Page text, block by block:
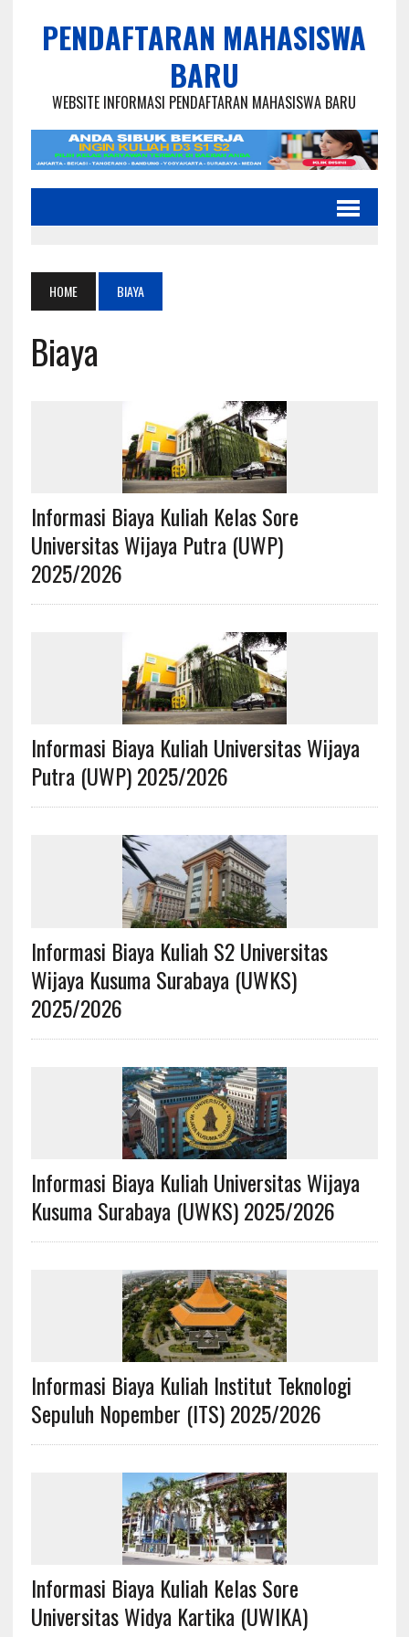
PENDAFTARAN MAHASISWA
BARU
WEBSITE INFORMASI PENDAFTARAN MAHASISWA BARU
HOME BIAYA
Biaya
Informasi Biaya Kuliah Kelas Sore
Universitas Wijaya Putra (UWP)
2025/2026
Informasi Biaya Kuliah Universitas Wijaya
Putra (UWP) 2025/2026
Informasi Biaya Kuliah S2 Universitas
Wijaya Kusuma Surabaya (UWKS)
2025/2026
Informasi Biaya Kuliah Universitas Wijaya
Kusuma Surabaya (UWKS) 2025/2026
Informasi Biaya Kuliah Institut Teknologi
Sepuluh Nopember (ITS) 2025/2026
Informasi Biaya Kuliah Kelas Sore
Universitas Widya Kartika (UWIKA)